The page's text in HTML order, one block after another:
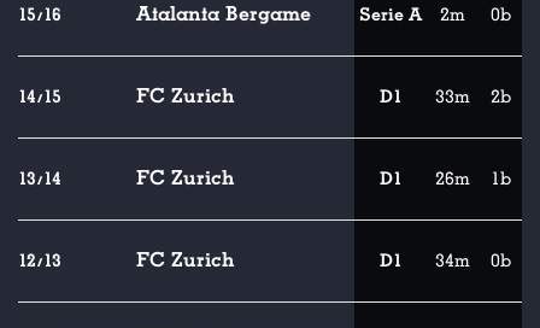
15/16 Atalanta Bergame Serie A 2m 0b
14/15 FC Zurich D1 33m 2b
13/14 FC Zurich D1 26m 1b
12/13 FC Zurich D1 34m 0b